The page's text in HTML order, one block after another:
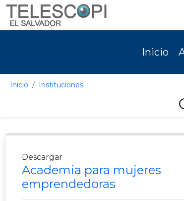
Inicio
Inicio Instituciones
Descargar
Academia para mujeres
emprendedoras